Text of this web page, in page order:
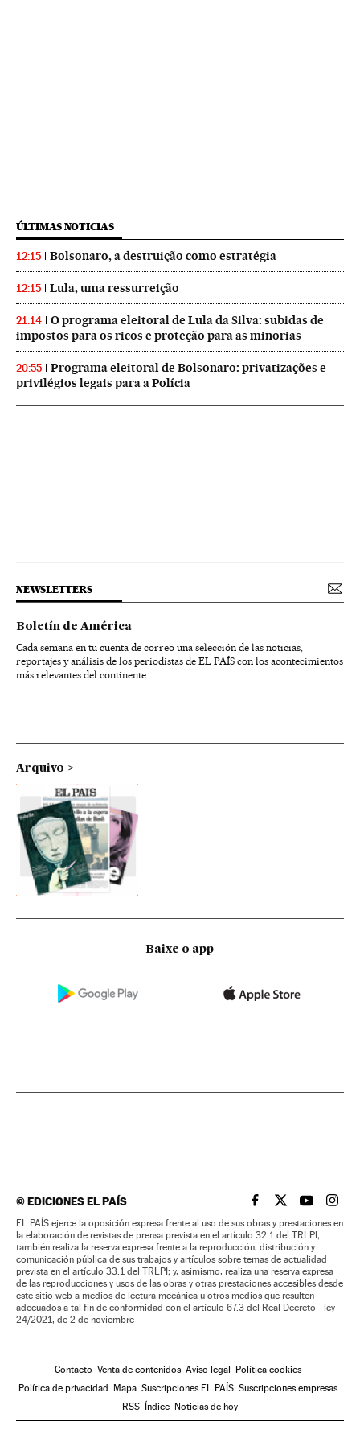
ÚLTIMAS NOTICIAS
12:15 Bolsonaro, a destruição como estratégia
12:15 Lula, uma ressurreição
21:14
O programa eleitoral de Lula da Silva: subidas de
impostos para os ricos e proteção para as minorias
20:55
Programa eleitoral de Bolsonaro: privatizações e
privilégios legais para a Polícia
NEWSLETTERS
Boletín de América
Cada semana en tu cuenta de correo una selección de las noticias,
reportajes y análisis de los periodistas de EL PAÍS con los acontecimientos
más relevantes del continente.
Arquivo
Baixe o app
©EDICIONES EL PAÍS EL PAÍS BRASIL EN
EL PAÍSEL PAÍS
EL
EL PAÍS ejerce la oposición expresa frente al uso de sus obras y prestaciones en
la elaboración de revistas de prensa prevista en el artículo 32.1 del TRLPI;
también realiza la reserva expresa frente a la reproducción, distribución y
comunicación pública de sus trabajos y artículos sobre temas de actualidad
prevista en el artículo 33.1 del TRLPI; y, asimismo, realiza una reserva expresa
de las reproducciones y usos de las obras y otras prestaciones accesibles desde
este sitio web a medios de lectura mecánica u otros medios que resulten
adecuados a tal fin de conformidad con el artículo 67.3 del Real Decreto - ley
24/2021, de 2 de noviembre
Contacto Venta de contenidos Aviso legal
Política cookies
Política de privacidad
Mapa Suscripciones EL PAÍS Suscripciones empresas
RSS
Índice Noticias de hoy